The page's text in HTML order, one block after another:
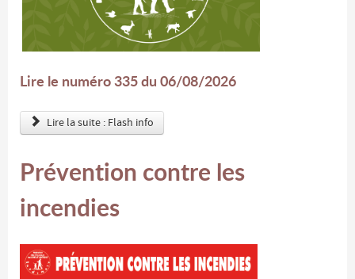
Lire le numéro 335 du 06/08/2026
Lire la suite : Flash info
Prévention contre les
incendies